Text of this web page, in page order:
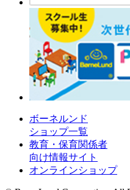
ボーネルンド
ショップ一覧
教育・保育関係者
向け情報サイト
オンラインショップ